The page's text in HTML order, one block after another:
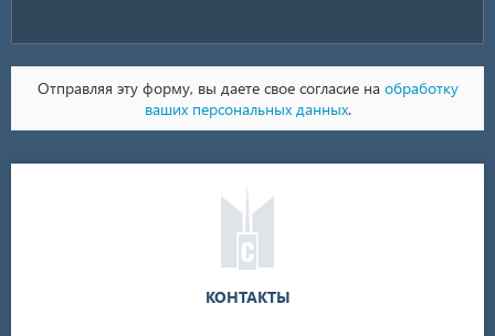
Отправляя эту форму, вы даете свое согласие на обработку
ваших персональных данных.
КОНТАКТЫ